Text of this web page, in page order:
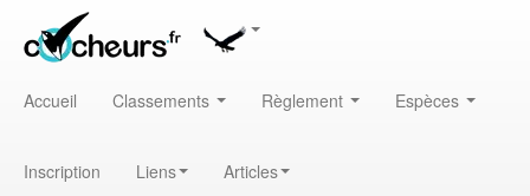
Accueil Classements Règlement Espèces
Inscription Liens Articles